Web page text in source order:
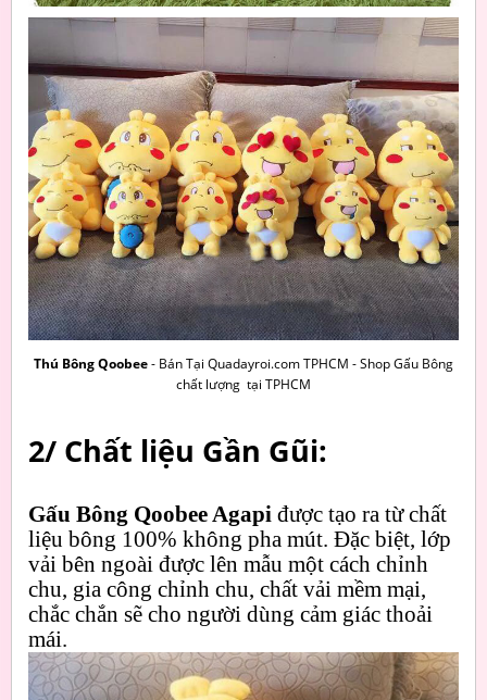
Thú Bông Qoobee- Bán Tại Quadayroi.com TPHCM - Shop Gấu Bông
chất lượng tại TPHCM
2/ Chất liệu Gần Gũi:
Gấu Bông Qoobee Agapi được tạo ra từ chất
liệu bông 100% không pha mút. Đặc biệt, lớp
vải bên ngoài được lên mẫu một cách chỉnh
chu, gia công chỉnh chu, chất vải mềm mại,
chắc chắn sẽ cho người dùng cảm giác thoải
mái.